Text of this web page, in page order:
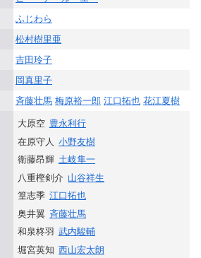
ふじわら
松村樹里亜
吉田玲子
岡真里子
斉藤壮馬 梅原裕一郎 江口拓也 花江夏樹
大原空 豊永利行
在原守人 小野友樹
衛藤昂輝 土岐隼一
八重樫剣介 山谷祥生
篁志季 江口拓也
奥井翼 斉藤壮馬
和泉柊羽 武内駿輔
堀宮英知 西山宏太朗